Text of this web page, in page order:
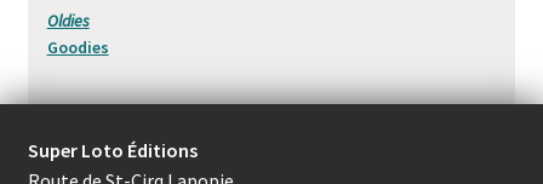
Oldies
Goodies
Super Loto Éditions